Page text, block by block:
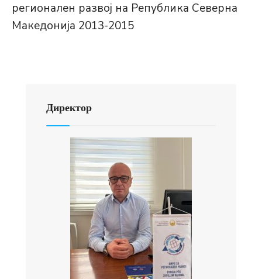
регионален развој на Република Северна
Македонија 2013-2015
Директор